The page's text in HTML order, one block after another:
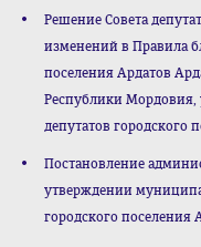
Решение Совета
изменений в Правила
поселения Ардатов
Республики
депутатов городского
Постановление
утверждении
городского поселения